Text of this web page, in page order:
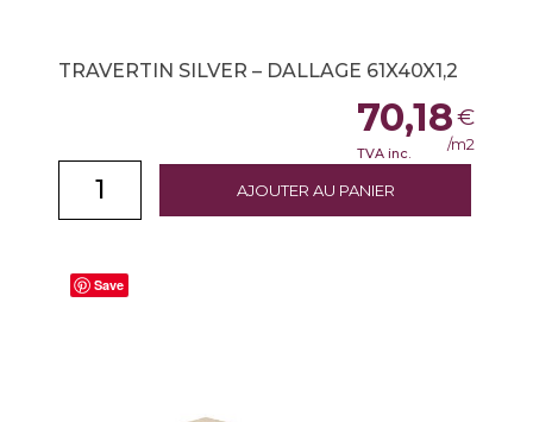
TRAVERTIN SILVER – DALLAGE 61X40X1,2
AJOUTER AU PANIER
70,18€
TVA inc. /m2
Save